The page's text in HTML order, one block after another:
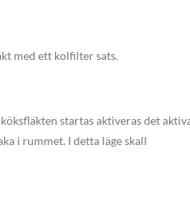
har en exklusiv
belysningen, välja motor hastighet
med ett kolfilter sats.
startas aktiveras det
i rummet. I detta läge skall